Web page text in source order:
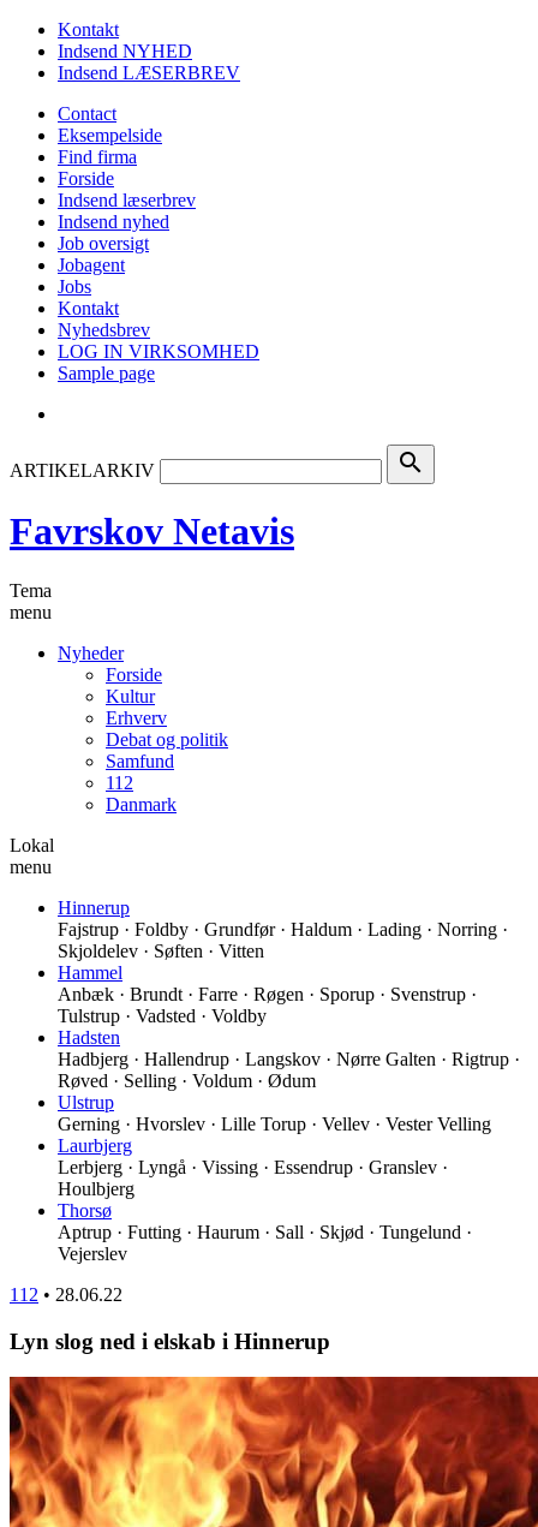
Kontakt
Indsend NYHED
Indsend LÆSERBREV
Contact
Eksempelside
Find firma
Forside
Indsend læserbrev
Indsend nyhed
Job oversigt
Jobagent
Jobs
Kontakt
Nyhedsbrev
LOG IN VIRKSOMHED
Sample page
ARTIKELARKIV search
Favrskov Netavis
Tema
menu
Nyheder
Forside
Kultur
Erhverv
Debat og politik
Samfund
112
Danmark
Lokal
menu
Hinnerup
Fajstrup · Foldby · Grundfør · Haldum · Lading · Norring ·
Skjoldelev · Søften · Vitten
Hammel
Anbæk · Brundt · Farre · Røgen · Sporup · Svenstrup ·
Tulstrup · Vadsted · Voldby
Hadsten
Hadbjerg · Hallendrup · Langskov · Nørre Galten · Rigtrup ·
Røved · Selling · Voldum · Ødum
Ulstrup
Gerning · Hvorslev · Lille Torup · Vellev · Vester Velling
Laurbjerg
Lerbjerg · Lyngå · Vissing · Essendrup · Granslev ·
Houlbjerg
Thorsø
Aptrup · Futting · Haurum · Sall · Skjød · Tungelund ·
Vejerslev
112 • 28.06.22
Lyn slog ned i elskab i Hinnerup